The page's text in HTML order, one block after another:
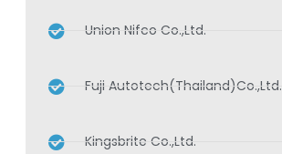
Union Nifco Co.,Ltd.
Fuji Autotech(Thailand)Co.,Ltd.
Kingsbrite Co.,Ltd.